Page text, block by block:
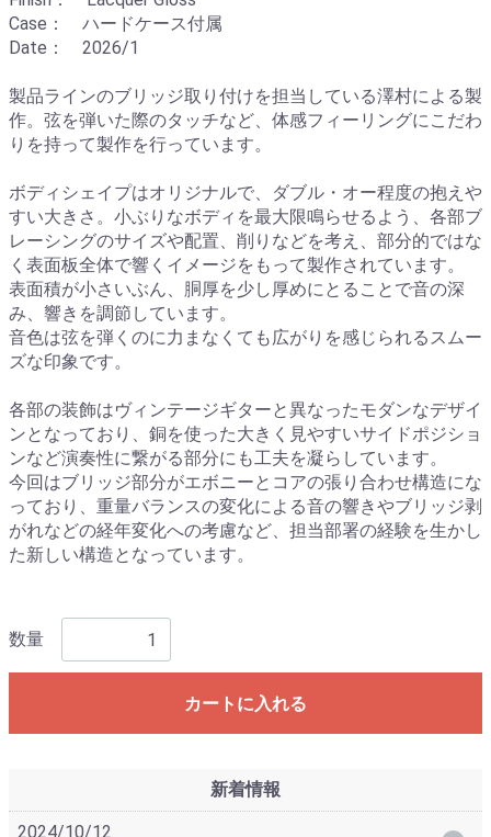
Case： ハードケース付属
Date： 2026/1
製品ラインのブリッジ取り付けを担当している澤村による製
作。弦を弾いた際のタッチなど、体感フィーリングにこだわ
りを持って製作を行っています。
ボディシェイプはオリジナルで、ダブル・オー程度の抱えや
すい大きさ。小ぶりなボディを最大限鳴らせるよう、各部ブ
レーシングのサイズや配置、削りなどを考え、部分的ではな
く表面板全体で響くイメージをもって製作されています。
表面積が小さいぶん、胴厚を少し厚めにとることで音の深
み、響きを調節しています。
音色は弦を弾くのに力まなくても広がりを感じられるスムー
ズな印象です。
各部の装飾はヴィンテージギターと異なったモダンなデザイ
ンとなっており、銅を使った大きく見やすいサイドポジショ
ンなど演奏性に繋がる部分にも工夫を凝らしています。
今回はブリッジ部分がエボニーとコアの張り合わせ構造にな
っており、重量バランスの変化による音の響きやブリッジ剥
がれなどの経年変化への考慮など、担当部署の経験を生かし
た新しい構造となっています。
数量
カートに入れる
新着情報
2024/10/12